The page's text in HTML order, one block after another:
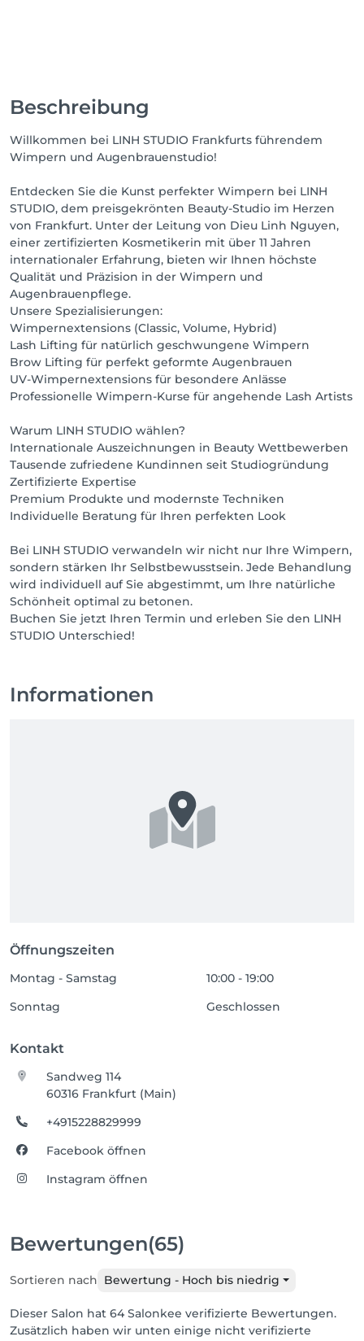
Beschreibung
Willkommen bei LINH STUDIO Frankfurts führendem
Wimpern und Augenbrauenstudio!
Entdecken Sie die Kunst perfekter Wimpern bei LINH
STUDIO, dem preisgekrönten Beauty-Studio im Herzen
von Frankfurt. Unter der Leitung von Dieu Linh Nguyen,
einer zertifizierten Kosmetikerin mit über 11 Jahren
internationaler Erfahrung, bieten wir Ihnen höchste
Qualität und Präzision in der Wimpern und
Augenbrauenpflege.
Unsere Spezialisierungen:
Wimpernextensions (Classic, Volume, Hybrid)
Lash Lifting für natürlich geschwungene Wimpern
Brow Lifting für perfekt geformte Augenbrauen
UV-Wimpernextensions für besondere Anlässe
Professionelle Wimpern-Kurse für angehende Lash Artists
Warum LINH STUDIO wählen?
Internationale Auszeichnungen in Beauty Wettbewerben
Tausende zufriedene Kundinnen seit Studiogründung
Zertifizierte Expertise
Premium Produkte und modernste Techniken
Individuelle Beratung für Ihren perfekten Look
Bei LINH STUDIO verwandeln wir nicht nur Ihre Wimpern,
sondern stärken Ihr Selbstbewusstsein. Jede Behandlung
wird individuell auf Sie abgestimmt, um Ihre natürliche
Schönheit optimal zu betonen.
Buchen Sie jetzt Ihren Termin und erleben Sie den LINH
STUDIO Unterschied!
Informationen
Öffnungszeiten
Montag - Samstag
10:00 - 19:00
Sonntag
Geschlossen
Kontakt
Sandweg 114
60316 Frankfurt (Main)
+4915228829999
Facebook öffnen
Instagram öffnen
Bewertungen(65)
Sortieren nach Bewertung - Hoch bis niedrig
Dieser Salon hat 64 Salonkee verifizierte Bewertungen.
Zusätzlich haben wir unten einige nicht verifizierte